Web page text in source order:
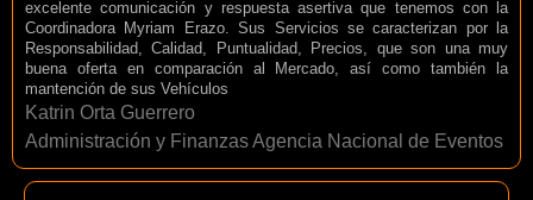
excelente comunicación y respuesta asertiva que tenemos con la
Coordinadora Myriam Erazo. Sus Servicios se caracterizan por la
Responsabilidad, Calidad, Puntualidad, Precios, que son una muy
buena oferta en comparación al Mercado, así como también la
mantención de sus Vehículos
Katrin Orta Guerrero
Administración y Finanzas Agencia Nacional de Eventos